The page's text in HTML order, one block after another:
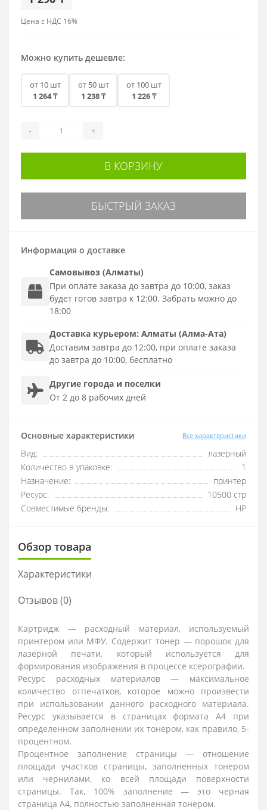
Цена с НДС 16%
Можно купить дешевле:
от 10 шт
1 264 ₸
от 50 шт
1 238 ₸
от 100 шт
1 226 ₸
- +
В КОРЗИНУ
БЫСТРЫЙ ЗАКАЗ
Информация о доставке
Самовывоз (Алматы)
При оплате заказа до завтра до 10:00, заказ
будет готов завтра к 12:00. Забрать можно до
18:00
Доставка курьером: Алматы (Алма-Ата)
Доставим завтра до 12:00, при оплате заказа
до завтра до 10:00, бесплатно
Другие города и поселки
От 2 до 8 рабочих дней
Основные характеристики Все характеристики
Вид:
лазерный
Количество в упаковке:
1
Назначение:
принтер
Ресурс:
10500 стр
Совместимые бренды:
HP
Обзор товара
Характеристики
Отзывов (0)
Картридж — расходный материал, используемый
принтером или МФУ. Содержит тонер — порошок для
лазерной печати, который используется для
формирования изображения в процессе ксерографии.
Ресурс расходных материалов — максимальное
количество отпечатков, которое можно произвести
при использовании данного расходного материала.
Ресурс указывается в страницах формата А4 при
определенном заполнении их тонером, как правило, 5-
процентном.
Процентное заполнение страницы — отношение
площади участков страницы, заполненных тонером
или чернилами, ко всей площади поверхности
страницы. Так, 100% заполнение — это черная
страница А4, полностью заполненная тонером.